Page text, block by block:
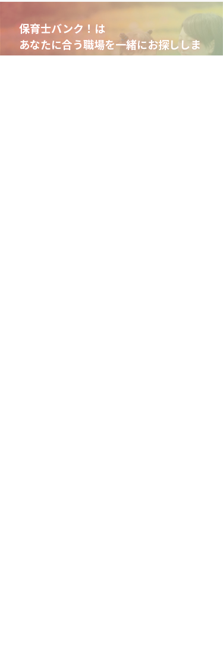
保育士バンク！は
あなたに合う職場を一緒にお探ししま